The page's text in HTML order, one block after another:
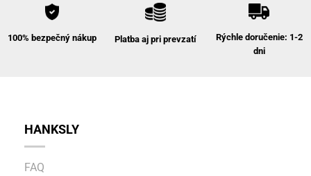
100% bezpečný nákup Platba aj pri prevzatí
Rýchle doručenie: 1-2
dni
HANKSLY
FAQ